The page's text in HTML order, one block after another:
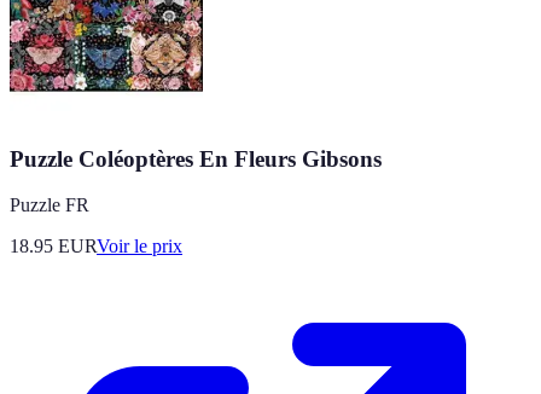
Puzzle Coléoptères En Fleurs Gibsons
Puzzle FR
18.95 EURVoir le prix